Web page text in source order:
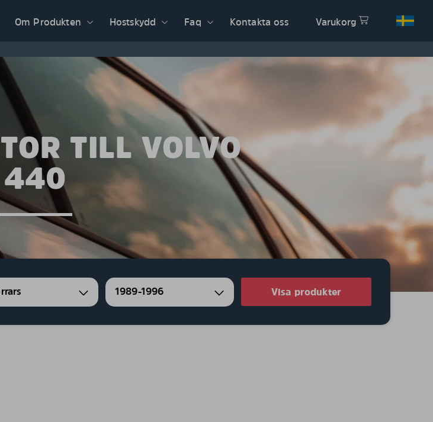
Om Produkten Hostskydd Faq Kontakta oss Varukorg
TILL VOLVO
440
1989-1996 Visa produkter